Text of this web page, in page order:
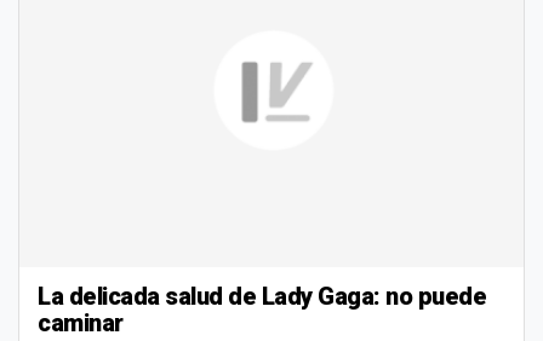
La delicada salud de Lady Gaga: no puede
caminar